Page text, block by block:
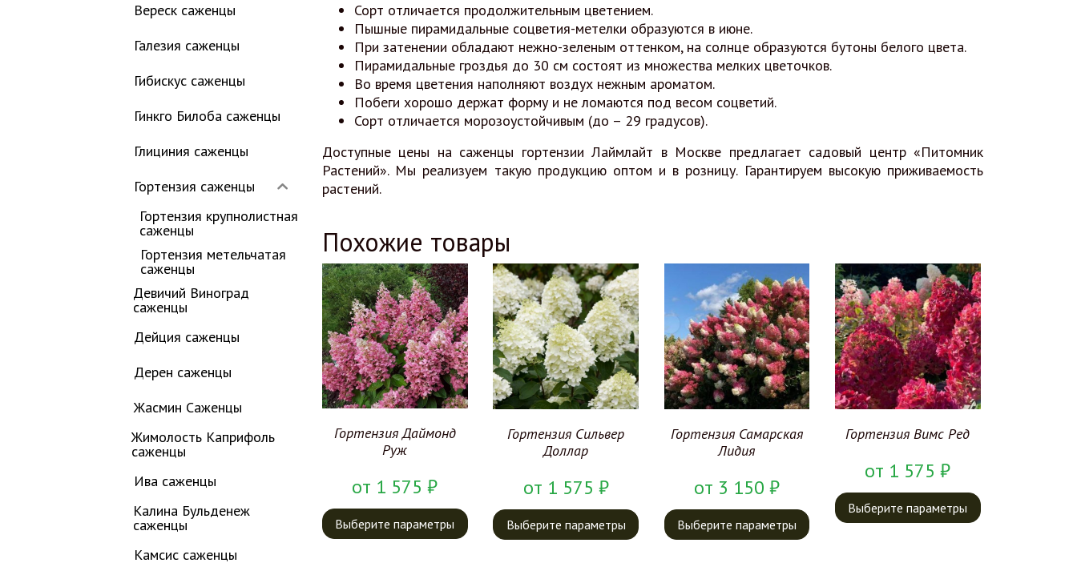
Вереск саженцы
Галезия саженцы
Гибискус саженцы
Гинкго Билоба саженцы
Глициния саженцы
Гортензия саженцы
Гортензия крупнолистная
саженцы
Гортензия метельчатая
саженцы
Девичий Виноград
саженцы
Дейция саженцы
Дерен саженцы
Жасмин Саженцы
Жимолость Каприфоль
саженцы
Ива саженцы
Калина Бульденеж
саженцы
Камсис саженцы
Сорт отличается продолжительным цветением.
Пышные пирамидальные соцветия-метелки образуются в июне.
При затенении обладают нежно-зеленым оттенком, на солнце образуются бутоны белого цвета.
Пирамидальные гроздья до 30 см состоят из множества мелких цветочков.
Во время цветения наполняют воздух нежным ароматом.
Побеги хорошо держат форму и не ломаются под весом соцветий.
Сорт отличается морозоустойчивым (до – 29 градусов).
Доступные цены на саженцы гортензии Лаймлайт в Москве предлагает садовый центр «Питомник
Растений». Мы реализуем такую продукцию оптом и в розницу. Гарантируем высокую приживаемость
растений.
Похожие товары
Гортензия Даймонд
Руж
от 1 575₽
Выберите параметры
Гортензия Сильвер
Доллар
от 1 575 ₽
Выберите параметры
Гортензия Самарская
Лидия
от 3 150 ₽
Выберите параметры
Гортензия Вимс Ред
от 1 575₽
Выберите параметры